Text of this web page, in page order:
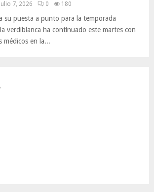
julio 7, 2026 0 180
su puesta a punto para la temporada
verdiblanca ha continuado este martes con
médicos en la...